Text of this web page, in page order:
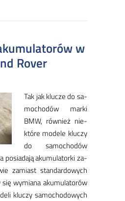
w
Rover
Tak jak klu­cze do sa­
mo­cho­dów mar­ki
BMW, rów­nież nie­
któ­re mo­de­le klu­czy
do sa­mo­cho­dów
po­sia­da­ją aku­mu­la­tor­ki za­
za­miast stan­dar­do­wych
wy­mia­na aku­mu­la­to­rów
klu­czy sa­mo­cho­do­wych